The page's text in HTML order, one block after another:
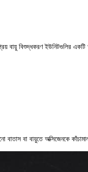
বায়ু বিশুদ্ধকরণ ইউনিটগুলির একটি
বাতাস বা বায়ুতে অক্সিজেনকে